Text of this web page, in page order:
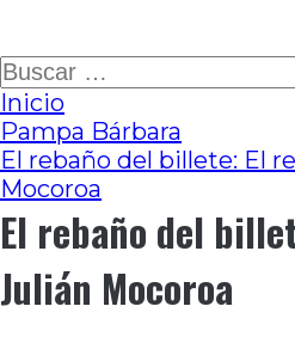
Ir
al
contenido
Buscar:
Inicio
Pampa Bárbara
El rebaño del billete: El
Mocoroa
El rebaño del
Julián Mocoroa